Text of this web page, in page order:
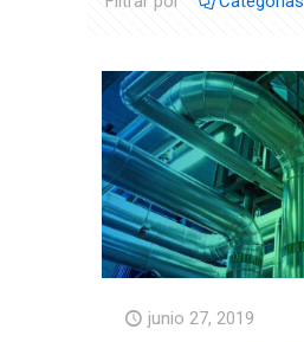
junio 27, 2019